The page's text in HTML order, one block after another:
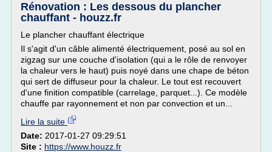
Rénovation : Les dessous du plancher
chauffant - houzz.fr
Le plancher chauffant électrique
Il s'agit d'un câble alimenté électriquement, posé au sol en
zigzag sur une couche d'isolation (qui a le rôle de renvoyer
la chaleur vers le haut) puis noyé dans une chape de béton
qui sert de diffuseur pour la chaleur. Le tout est recouvert
d'une finition compatible (carrelage, parquet...). Ce modèle
chauffe par rayonnement et non par convection et un...
Lire la suite
Date: 2017-01-27 09:29:51
Site : https://www.houzz.fr